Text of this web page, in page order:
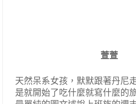
萱萱
天然呆系女孩，默默跟著丹尼
是就開始了吃什麼就寫什麼的